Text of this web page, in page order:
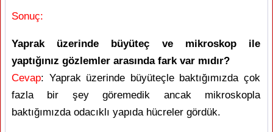
Sonuç:
Yaprak üzerinde büyüteç ve mikroskop ile
yaptığınız gözlemler arasında fark var mıdır?
Cevap: Yaprak üzerinde büyüteçle baktığımızda çok
fazla bir şey göremedik ancak mikroskopla
baktığımızda odacıklı yapıda hücreler gördük.